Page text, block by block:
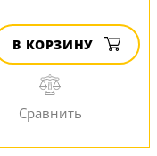
В КОРЗИНУ